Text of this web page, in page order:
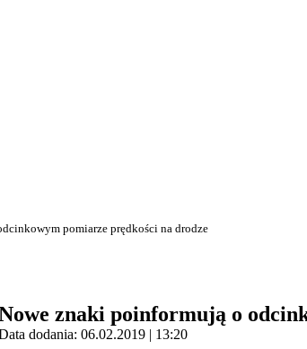
pomiarze prędkości na drodze
znaki poinformują o
dodania: 06.02.2019 | 13:20